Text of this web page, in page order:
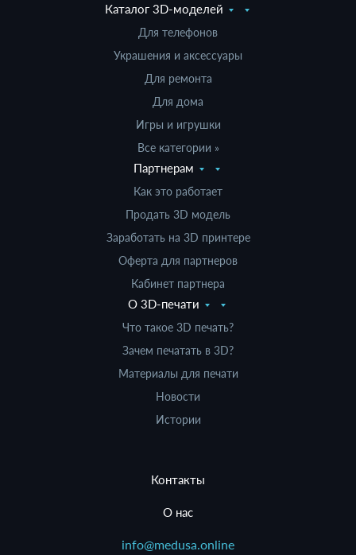
Каталог 3D-моделей
Для телефонов
Украшения и аксессуары
Для ремонта
Для дома
Игры и игрушки
Все категории »
Партнерам
Как это работает
Продать 3D модель
Заработать на 3D принтере
Оферта для партнеров
Кабинет партнера
О 3D-печати
Что такое 3D печать?
Зачем печатать в 3D?
Материалы для печати
Новости
Истории
Контакты
О нас
info@medusa.online